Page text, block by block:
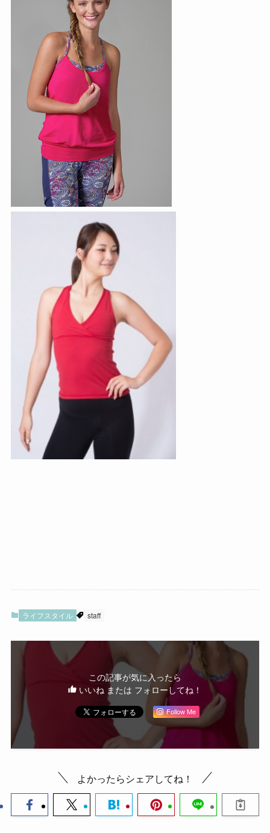
ライフスタイル staff
この記事が気に入ったら
いいね または フォローしてね！
Follow Me
よかったらシェアしてね！